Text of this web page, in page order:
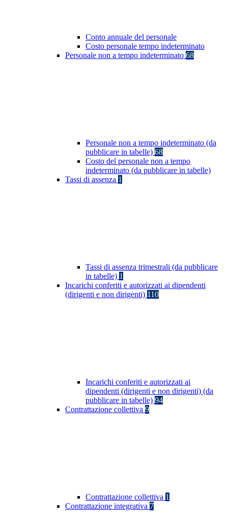
Conto annuale del personale
Costo personale tempo indeterminato
Personale non a tempo indeterminato 68
Personale non a tempo indeterminato (da
pubblicare in tabelle) 68
Costo del personale non a tempo
indeterminato (da pubblicare in tabelle)
Tassi di assenza 1
Tassi di assenza trimestrali (da pubblicare
in tabelle) 1
Incarichi conferiti e autorizzati ai dipendenti
(dirigenti e non dirigenti) 110
Incarichi conferiti e autorizzati ai
dipendenti (dirigenti e non dirigenti) (da
pubblicare in tabelle) 94
Contrattazione collettiva 9
Contrattazione collettiva 1
Contrattazione integrativa 7